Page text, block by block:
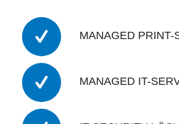
MANAGED PRINT-
MANAGED IT-